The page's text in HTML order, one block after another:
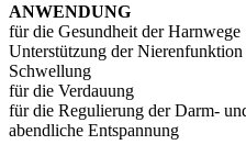
ANWENDUNG
für die Gesundheit der Harnwege
Unterstützung der Nierenfunktion
Schwellung
für die Verdauung
für die Regulierung der Darm-
abendliche Entspannung